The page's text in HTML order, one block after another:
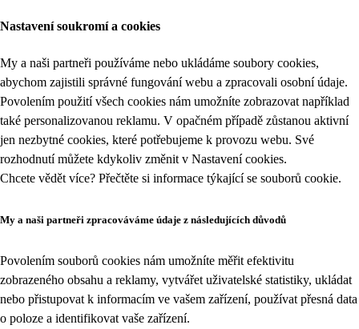
Nastavení soukromí a cookies
My a naši partneři používáme nebo ukládáme soubory cookies,
abychom zajistili správné fungování webu a zpracovali osobní údaje.
Povolením použití všech cookies nám umožníte zobrazovat například
také personalizovanou reklamu. V opačném případě zůstanou aktivní
jen nezbytné cookies, které potřebujeme k provozu webu. Své
rozhodnutí můžete kdykoliv změnit v Nastavení cookies.
Chcete vědět více? Přečtěte si informace týkající se souborů cookie.
My a naši partneři zpracováváme údaje z následujících důvodů
Povolením souborů cookies nám umožníte měřit efektivitu
zobrazeného obsahu a reklamy, vytvářet uživatelské statistiky, ukládat
nebo přistupovat k informacím ve vašem zařízení, používat přesná data
o poloze a identifikovat vaše zařízení.